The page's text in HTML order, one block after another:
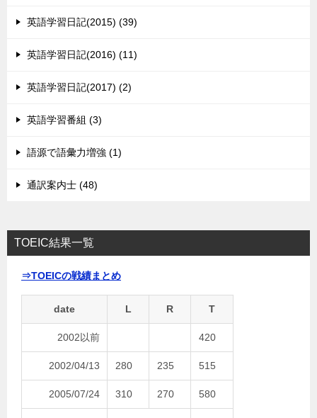
英語学習日記(2015) (39)
英語学習日記(2016) (11)
英語学習日記(2017) (2)
英語学習番組 (3)
語源で語彙力増強 (1)
通訳案内士 (48)
TOEIC結果一覧
⇒TOEICの戦績まとめ
date L R T
2002以前 420
2002/04/13 280 235 515
2005/07/24 310 270 580